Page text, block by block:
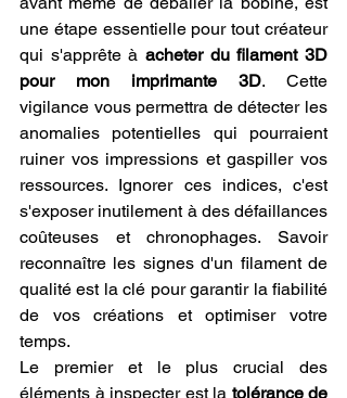
une étape essentielle pour tout créateur
qui s'apprête à acheter du filament 3D
pour mon imprimante 3D. Cette
vigilance vous permettra de détecter les
anomalies potentielles qui pourraient
ruiner vos impressions et gaspiller vos
ressources. Ignorer ces indices, c'est
s'exposer inutilement à des défaillances
coûteuses et chronophages. Savoir
reconnaître les signes d'un filament de
qualité est la clé pour garantir la fiabilité
de vos créations et optimiser votre
temps.
Le premier et le plus crucial des
éléments à inspecter est la tolérance de